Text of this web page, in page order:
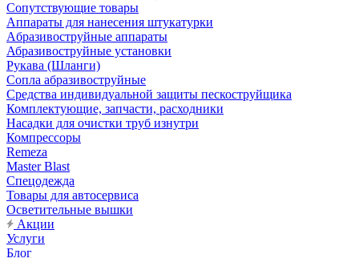
Сопутствующие товары
Аппараты для нанесения штукатурки
Aбразивоструйные аппараты
Абразивоструйные установки
Рукава (Шланги)
Сопла абразивоструйные
Средства индивидуальной защиты пескоструйщика
Комплектующие, запчасти, расходники
Насадки для очистки труб изнутри
Компрессоры
Remeza
Master Blast
Спецодежда
Товары для автосервиса
Осветительные вышки
Акции
Услуги
Блог